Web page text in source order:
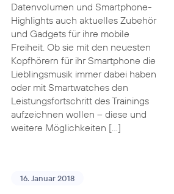
Datenvolumen und Smartphone-
Highlights auch aktuelles Zubehör
und Gadgets für ihre mobile
Freiheit. Ob sie mit den neuesten
Kopfhörern für ihr Smartphone die
Lieblingsmusik immer dabei haben
oder mit Smartwatches den
Leistungsfortschritt des Trainings
aufzeichnen wollen – diese und
weitere Möglichkeiten […]
16. Januar 2018